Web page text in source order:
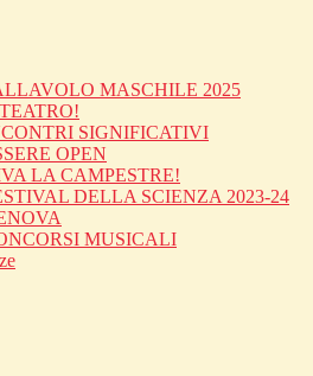
MASCHILE 2025
SIGNIFICATIVI
OPEN
LA CAMPESTRE!
DELLA SCIENZA 2023-24
MUSICALI